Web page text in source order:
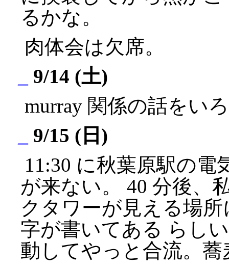
るかな。
肉体会は欠席。
9/14 (土)
murray 関係の話をい
9/15 (日)
11:30 に秋葉原駅の電
が来ない。 40 分後、
クタワーが見える場
字が書いてある らし
動してやっと合流。